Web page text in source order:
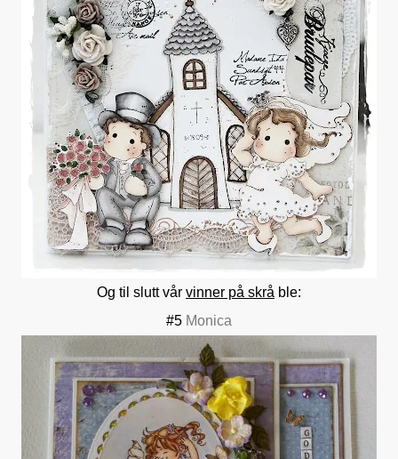
Og til slutt vår vinner på skrå ble:
#5 Monica